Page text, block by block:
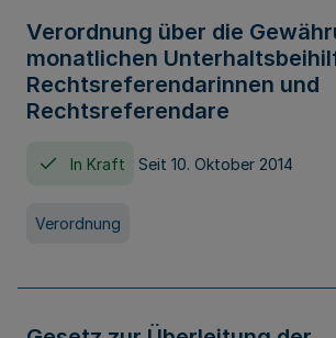
Verordnung über die
monatlichen
Rechtsreferendarinnen und
Rechtsreferendare
In Kraft Seit 10. Oktober 2014
Verordnung